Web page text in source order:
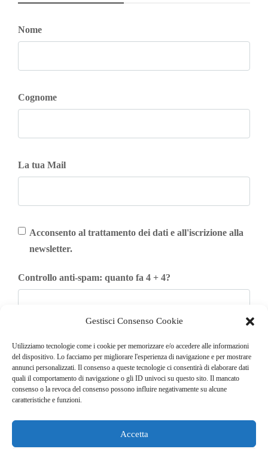
Gestisci Consenso Cookie
Utilizziamo tecnologie come i cookie per memorizzare e/o accedere alle informazioni
del dispositivo. Lo facciamo per migliorare l'esperienza di navigazione e per mostrare
annunci personalizzati. Il consenso a queste tecnologie ci consentirà di elaborare dati
quali il comportamento di navigazione o gli ID univoci su questo sito. Il mancato
consenso o la revoca del consenso possono influire negativamente su alcune
caratteristiche e funzioni.
Accetta
Nome
Cognome
La tua Mail
Acconsento al trattamento dei dati e all'iscrizione alla
newsletter.
Controllo anti-spam: quanto fa 4 + 4?
Iscriviti